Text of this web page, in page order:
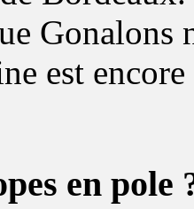
Gonalons
est
en pole